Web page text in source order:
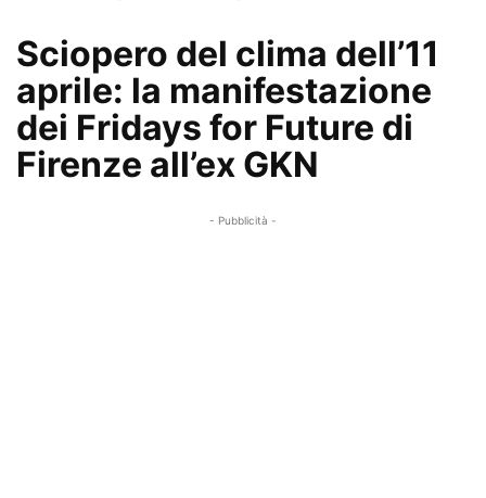
Sciopero del clima dell’11
aprile: la manifestazione
dei Fridays for Future di
Firenze all’ex GKN
- Pubblicità -